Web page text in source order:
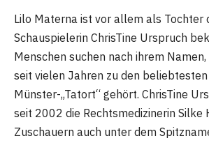
Lilo Materna ist vor allem als Tochter
Schauspielerin ChrisTine Urspruch
Menschen suchen nach ihrem
seit vielen Jahren zu den
Münster-„Tatort“ gehört. ChrisTine
seit 2002 die Rechtsmedizinerin Silke
Zuschauern auch unter dem